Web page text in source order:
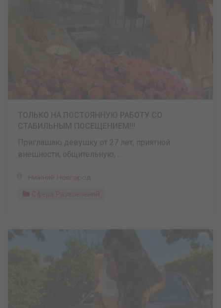
Приглашаю девушку от 27 лет, приятной
внешности, общительную, ...
Нижний Новгород
Сфера Развлечений